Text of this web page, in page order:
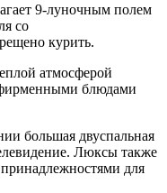
9-луночным полем
со
курить.
атмосферой
фирменными блюдами
большая двуспальная
Люксы также
для